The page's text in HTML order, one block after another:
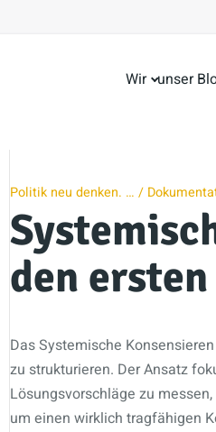
Wir unser
Politik neu denken. …
den
Das Systemische
zu strukturieren. Der Ansatz
Lösungsvorschläge zu
um einen wirklich tragfähigen